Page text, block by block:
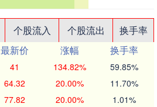
个股流入 个股流出
换手率
最新价 涨幅
换手率
41 134.82% 59.85%
64.32 20.00% 11.70%
77.82 20.00% 1.01%